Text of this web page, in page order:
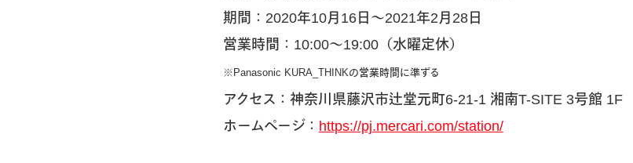
期間：2020年10月16日〜2021年2月28日
営業時間：10:00〜19:00（水曜定休）
※Panasonic KURA_THINKの営業時間に準ずる
アクセス：神奈川県藤沢市辻堂元町6-21-1 湘南T-SITE 3号館 1F
ホームページ： https://pj.mercari.com/station/